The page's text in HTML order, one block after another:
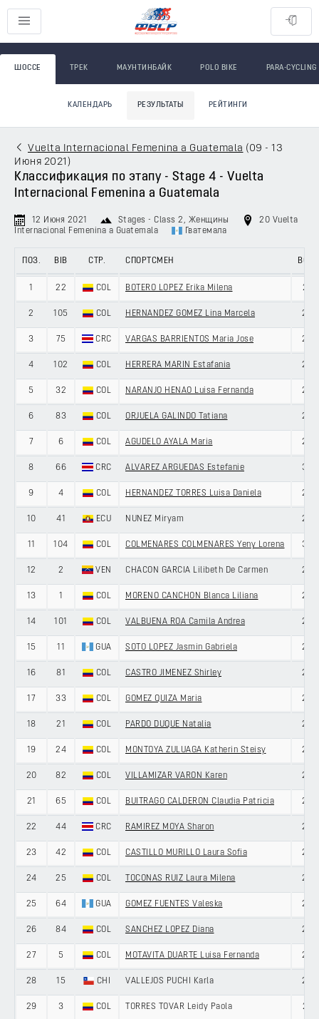
ШОССЕ ТРЕК МАУНТИНБАЙК POLO BIKE PARA-CYCLING
КАЛЕНДАРЬ РЕЗУЛЬТАТЫ РЕЙТИНГИ
Vuelta Internacional Femenina a Guatemala ( 09 - 13
Июня 2021 )
Классификация по этапу - Stage 4 - Vuelta
Internacional Femenina a Guatemala
12 Июня 2021 Stages - Class 2 , Женщины
20 Vuelta
Internacional Femenina a Guatemala
Гватемала
ПОЗ. BIB СТР. СПОРТСМЕН ВОЗ.
1 22 COL BOTERO LOPEZ Erika Milena 21
2 105 COL HERNANDEZ GOMEZ Lina Marcela 22
3 75 CRC VARGAS BARRIENTOS Maria Jose 25
4 102 COL HERRERA MARIN Estafania 27
5 32 COL NARANJO HENAO Luisa Fernanda 27
6 83 COL ORJUELA GALINDO Tatiana 20
7 6 COL AGUDELO AYALA Maria 20
8 66 CRC ALVAREZ ARGUEDAS Estefanie 33
9 4 COL HERNANDEZ TORRES Luisa Daniela 24
10 41 ECU NUNEZ Miryam 27
11 104 COL COLMENARES COLMENARES Yeny Lorena 30
12 2 VEN CHACON GARCIA Lilibeth De Carmen 29
13 1 COL MORENO CANCHON Blanca Liliana 29
14 101 COL VALBUENA ROA Camila Andrea 24
15 11 GUA SOTO LOPEZ Jasmin Gabriela 28
16 81 COL CASTRO JIMENEZ Shirley 26
17 33 COL GOMEZ QUIZA Maria 26
18 21 COL PARDO DUQUE Natalia 28
19 24 COL MONTOYA ZULUAGA Katherin Steisy 27
20 82 COL VILLAMIZAR VARON Karen 23
21 65 COL BUITRAGO CALDERON Claudia Patricia 27
22 44 CRC RAMIREZ MOYA Sharon 22
23 42 COL CASTILLO MURILLO Laura Sofia 22
24 25 COL TOCONAS RUIZ Laura Milena 20
25 64 GUA GOMEZ FUENTES Valeska 27
26 84 COL SANCHEZ LOPEZ Diana 27
27 5 COL MOTAVITA DUARTE Luisa Fernanda 25
28 15 CHI VALLEJOS PUCHI Karla 28
29 3 COL TORRES TOVAR Leidy Paola 21